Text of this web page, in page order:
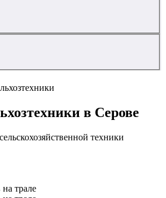
в Серове
техники